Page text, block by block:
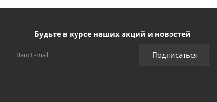
Будьте в курсе наших акций и новостей
Подписаться